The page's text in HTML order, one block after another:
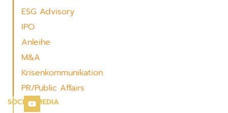
ESG Advisory
IPO
Anleihe
M&A
Krisenkommunikation
PR/Public Affairs
SOCIAL MEDIA